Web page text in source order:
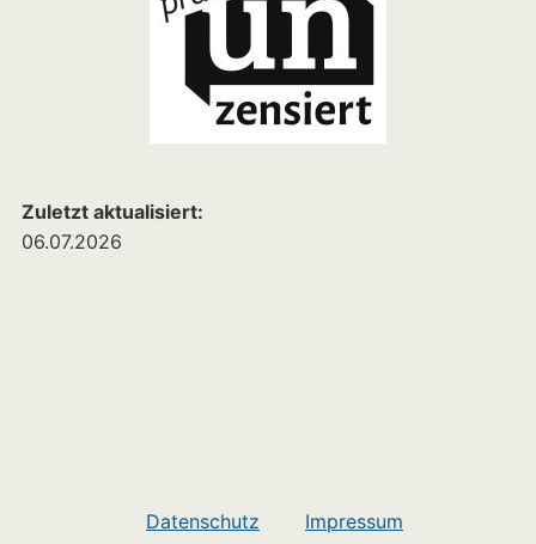
Zuletzt aktualisiert:
06.07.2026
Datenschutz Impressum